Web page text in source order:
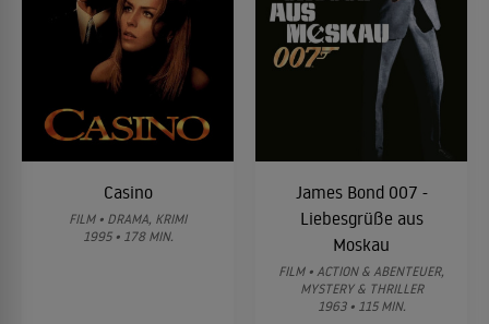
Casino
FILM • DRAMA, KRIMI
1995 • 178 MIN.
James Bond 007 -
Liebesgrüße aus
Moskau
FILM • ACTION & ABENTEUER,
MYSTERY & THRILLER
1963 • 115 MIN.